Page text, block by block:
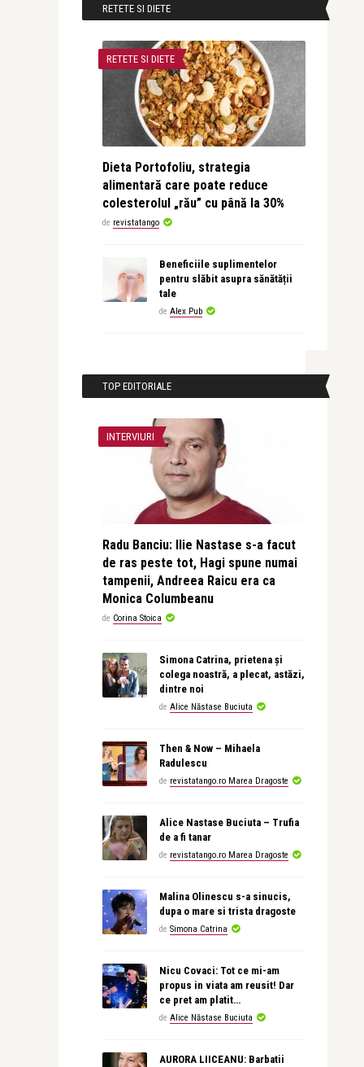
RETETE SI DIETE
RETETE SI DIETE
Dieta Portofoliu, strategia
alimentară care poate reduce
colesterolul „rău” cu până la 30%
de revistatango
Beneficiile suplimentelor
pentru slăbit asupra sănătății
tale
de Alex Pub
TOP EDITORIALE
INTERVIURI
Radu Banciu: Ilie Nastase s-a facut
de ras peste tot, Hagi spune numai
tampenii, Andreea Raicu era ca
Monica Columbeanu
de Corina Stoica
Simona Catrina, prietena și
colega noastră, a plecat, astăzi,
dintre noi
de Alice Năstase Buciuta
Then & Now – Mihaela
Radulescu
de revistatango.ro Marea Dragoste
Alice Nastase Buciuta – Trufia
de a fi tanar
de revistatango.ro Marea Dragoste
Malina Olinescu s-a sinucis,
dupa o mare si trista dragoste
de Simona Catrina
Nicu Covaci: Tot ce mi-am
propus in viata am reusit! Dar
ce pret am platit…
de Alice Năstase Buciuta
AURORA LIICEANU: Barbatii